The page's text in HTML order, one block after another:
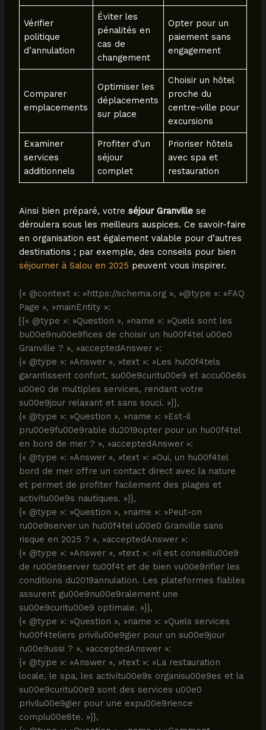
Vérifier
politique
d’annulation
Éviter les
pénalités en
cas de
changement
Opter pour un
paiement sans
engagement
Comparer
emplacements
Optimiser les
déplacements
sur place
Choisir un hôtel
proche du
centre-ville pour
excursions
Examiner
services
additionnels
Profiter d’un
séjour
complet
Prioriser hôtels
avec spa et
restauration
Ainsi bien préparé, votre séjour Granvillese
déroulera sous les meilleurs auspices. Ce savoir-faire
en organisation est également valable pour d’autres
destinations ; par exemple, des conseils pour bien
séjourner à Salou en 2025 peuvent vous inspirer.
{« @context »: »https://schema.org », »@type »: »FAQ
Page », »mainEntity »:
[{« @type »: »Question », »name »: »Quels sont les
bu00e9nu00e9fices de choisir un hu00f4tel u00e0
Granville ? », »acceptedAnswer »:
{« @type »: »Answer », »text »: »Les hu00f4tels
garantissent confort, su00e9curitu00e9 et accu00e8s
u00e0 de multiples services, rendant votre
su00e9jour relaxant et sans souci. »}},
{« @type »: »Question », »name »: »Est-il
pru00e9fu00e9rable du2019opter pour un hu00f4tel
en bord de mer ? », »acceptedAnswer »:
{« @type »: »Answer », »text »: »Oui, un hu00f4tel
bord de mer offre un contact direct avec la nature
et permet de profiter facilement des plages et
activitu00e9s nautiques. »}},
{« @type »: »Question », »name »: »Peut-on
ru00e9server un hu00f4tel u00e0 Granville sans
risque en 2025 ? », »acceptedAnswer »:
{« @type »: »Answer », »text »: »Il est conseillu00e9
de ru00e9server tu00f4t et de bien vu00e9rifier les
conditions du2019annulation. Les plateformes fiables
assurent gu00e9nu00e9ralement une
su00e9curitu00e9 optimale. »}},
{« @type »: »Question », »name »: »Quels services
hu00f4teliers privilu00e9gier pour un su00e9jour
ru00e9ussi ? », »acceptedAnswer »:
{« @type »: »Answer », »text »: »La restauration
locale, le spa, les activitu00e9s organisu00e9es et la
su00e9curitu00e9 sont des services u00e0
privilu00e9gier pour une expu00e9rience
complu00e8te. »}},